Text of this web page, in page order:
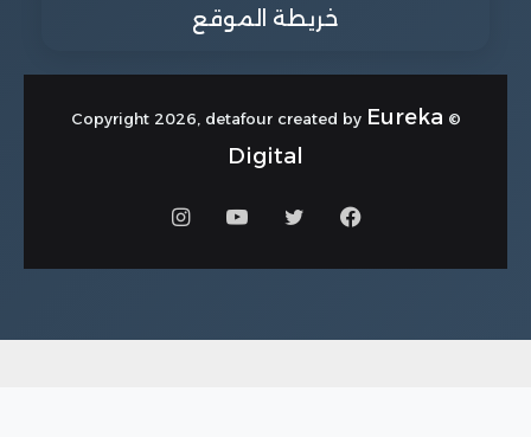
خريطة الموقع
© Copyright 2026, detafour created by
Eureka
Digital
فيسبوكتويتر يوتيوبانستقرام